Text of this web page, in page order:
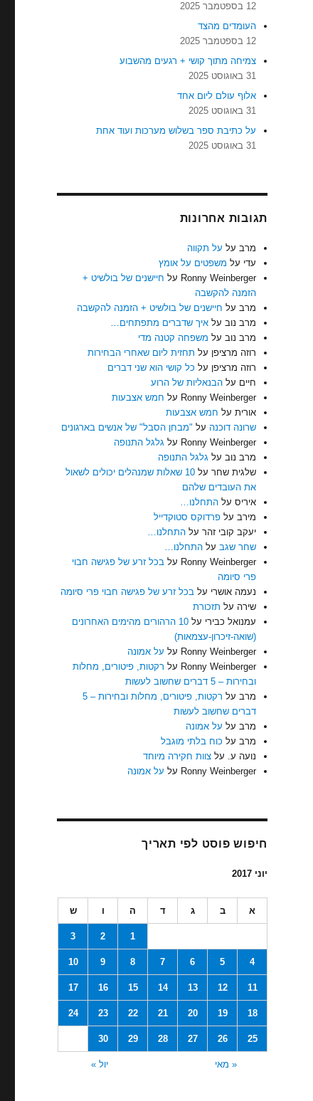
12 בספטמבר 2025
העומדים מהצד
12 בספטמבר 2025
צמיחה מתוך קושי + רגעים מהשבוע
31 באוגוסט 2025
אלוף עולם ליום אחד
31 באוגוסט 2025
על כתיבת ספר בשלוש מערכות ועוד אחת
31 באוגוסט 2025
תגובות אחרונות
מרב על על תקווה
עדי על משפטים על אומץ
Ronny Weinberger על חיישנים של בולשיט +
הזמנה להקשבה
מרב על חיישנים של בולשיט + הזמנה להקשבה
מרב נוב עלאיך שדברים מתפתחים…
מרב נוב על משפחה קטנה מדי
רוזה מרציפן על תחזית ליום שאחרי הבחירות
רוזה מרציפן על כל קושי הוא שני דברים
חיים עלהבנאליות של הרוע
Ronny Weinberger על חמש אצבעות
אורית על חמש אצבעות
שרונה דוכנה על "מבחן הסבל" של אנשים בארגונים
Ronny Weinberger על גלגל התנופה
מרב נוב על גלגל התנופה
שלגית שחר על
10 שאלות שמנהלים יכולים לשאול
את העובדים שלהם
איריס עלהתחלנו…
מירב עלפרדוקס סטוקדייל
יעקב קובי זהר עלהתחלנו…
שחר שגב עלהתחלנו…
Ronny Weinberger עלבכל זרע של פגישה חבוי
פרי סיומה
נעמה אושרי עלבכל זרע של פגישה חבוי פרי סיומה
שירה על תזכורת
עמנואל כבירי על
10 הרהורים מהימים האחרונים
(שואה-זיכרון-עצמאות)
Ronny Weinberger על על אמונה
Ronny Weinberger על רקטות, פיטורים, מחלות
ובחירות – 5 דברים שחשוב לעשות
מרב על
רקטות, פיטורים, מחלות ובחירות – 5
דברים שחשוב לעשות
מרב על על אמונה
מרב על כוח בלתי מוגבל
נועה ע. עלצוות חקירה מיוחד
Ronny Weinberger על על אמונה
חיפוש פוסט לפי תאריך
יוני 2017
א ב ג ד ה ו ש
1
2
3
4
5
6
7
8
9
10
11
12
13
14
15
16
17
18
19
20
21
22
23
24
25
26
27
28
29
30
« מאי יול »